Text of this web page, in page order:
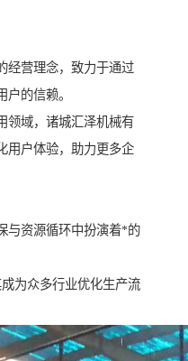
经营理念，致力于通过
的信赖。
领域，诸城汇泽机械有
用户体验，助力更多企
与资源循环中扮演着*的
为众多行业优化生产流